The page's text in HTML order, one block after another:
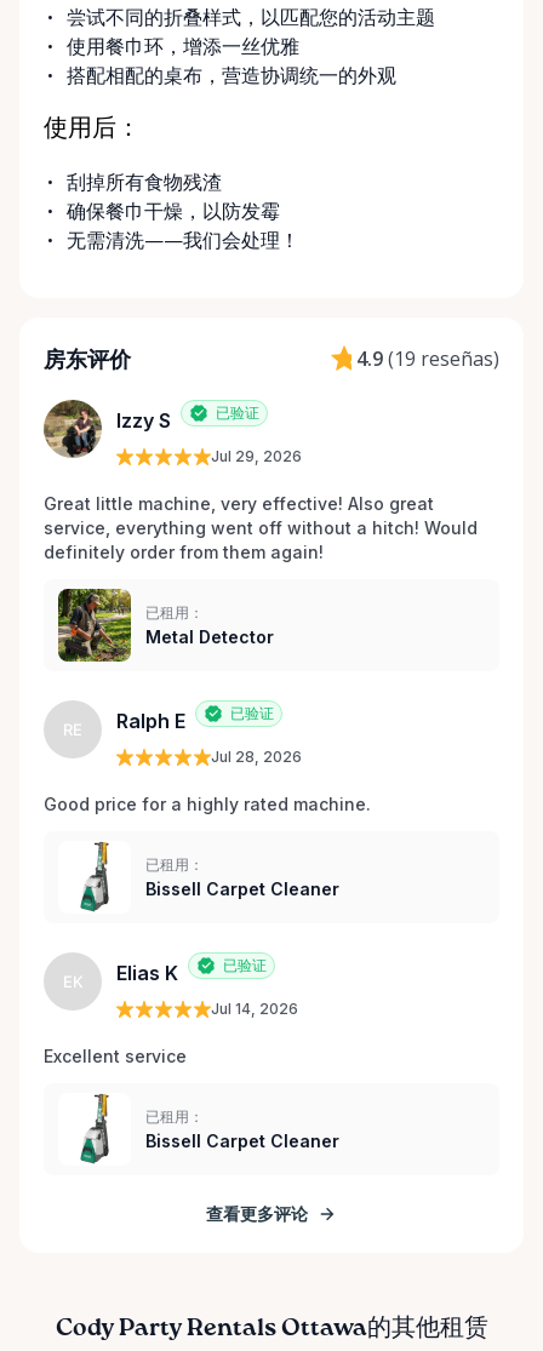
尝试不同的折叠样式，以匹配您的活动主题
使用餐巾环，增添一丝优雅
搭配相配的桌布，营造协调统一的外观
使用后：
刮掉所有食物残渣
确保餐巾干燥，以防发霉
无需清洗——我们会处理！
房东评价 4.9(19 reseñas)
Izzy S 已验证
Jul 29, 2026
Great little machine, very effective! Also great
service, everything went off without a hitch! Would
definitely order from them again!
已租用：
Metal Detector
RE Ralph E 已验证
Jul 28, 2026
Good price for a highly rated machine.
已租用：
Bissell Carpet Cleaner
EK Elias K 已验证
Jul 14, 2026
Excellent service
已租用：
Bissell Carpet Cleaner
查看更多评论
Cody Party Rentals Ottawa的其他租赁